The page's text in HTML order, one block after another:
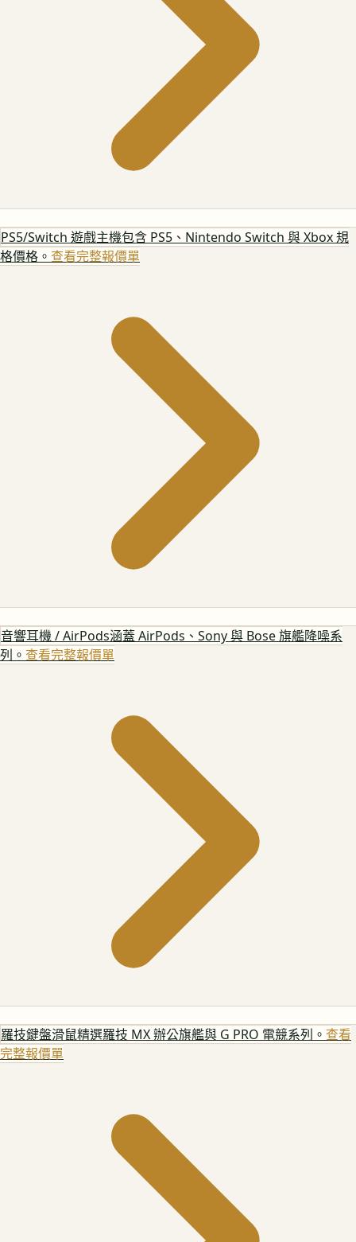
PS5/Switch 遊戲主機包含 PS5、Nintendo Switch 與 Xbox 規
格價格。 查看完整報價單
音響耳機 / AirPods涵蓋 AirPods、Sony 與 Bose 旗艦降噪系
列。 查看完整報價單
羅技鍵盤滑鼠精選羅技 MX 辦公旗艦與 G PRO 電競系列。 查看
完整報價單